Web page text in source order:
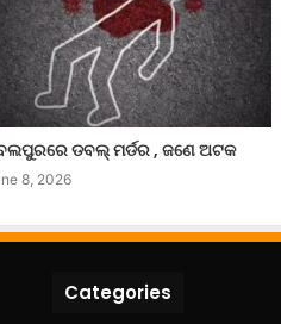
ଡବଲ୍ ମର୍ଡର , ଜଣେ ଅଟକ
8, 2026
Categories